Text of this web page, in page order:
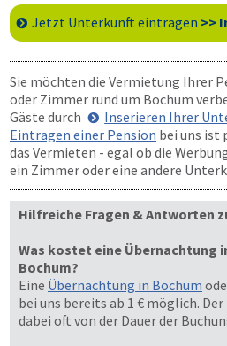
Jetzt Unterkunft eintragen >>
Sie möchten die Vermietung Ihrer
oder Zimmer rund um Bochum
Gäste durch
Inserieren Ihrer
Eintragen einer Pension bei uns ist
das Vermieten - egal ob die
ein Zimmer oder eine andere
Hilfreiche Fragen & Antworten
Was kostet eine Übernachtung
Bochum?
Eine Übernachtung in Bochum
bei uns bereits ab 1 € möglich.
dabei oft von der Dauer der